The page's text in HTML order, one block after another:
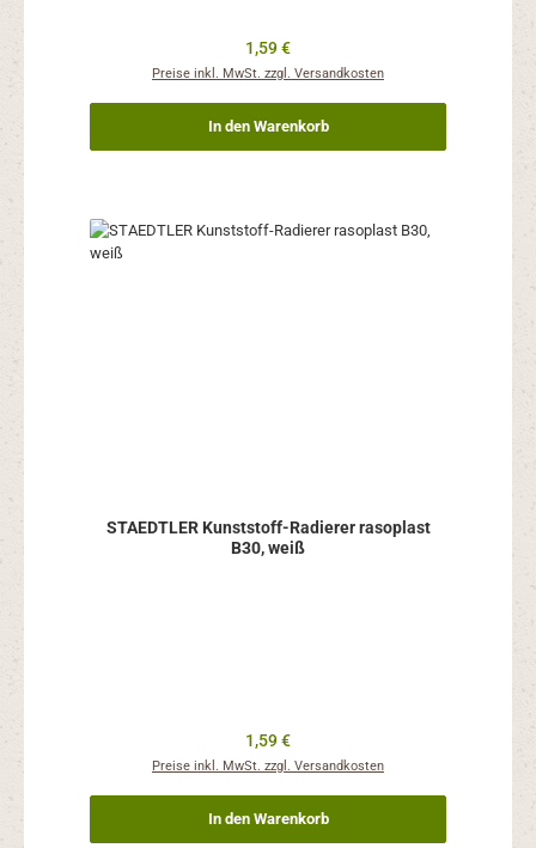
Regulärer Preis:
1,59 €
Preise inkl. MwSt. zzgl. Versandkosten
In den Warenkorb
STAEDTLER Kunststoff-Radierer rasoplast
B30, weiß
Regulärer Preis:
1,59 €
Preise inkl. MwSt. zzgl. Versandkosten
In den Warenkorb